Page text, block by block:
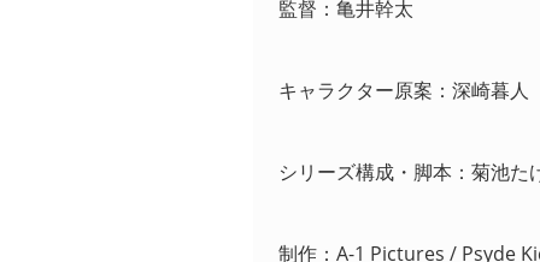
監督：亀井幹太
キャラクター原案：深崎暮人
シリーズ構成・脚本：菊池た
制作：A-1 Pictures / Psyde